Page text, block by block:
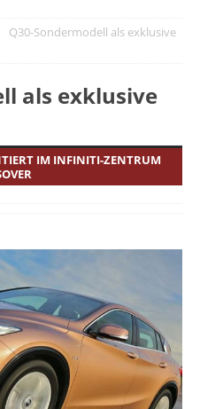
Q30-Sondermodell als exklusive
als exklusive
IM INFINITI-ZENTRUM